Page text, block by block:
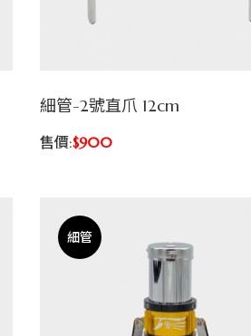
細管-2號直爪 12cm
售價:$900
細管